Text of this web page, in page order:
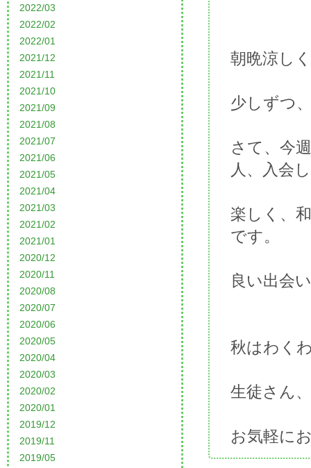
2022/03
2022/02
2022/01
2021/12
2021/11
2021/10
2021/09
2021/08
2021/07
2021/06
2021/05
2021/04
2021/03
2021/02
2021/01
2020/12
2020/11
2020/08
2020/07
2020/06
2020/05
2020/04
2020/03
2020/02
2020/01
2019/12
2019/11
2019/05
朝晩涼し
少しずつ
さて、今
人、入会
楽しく、
です。
良い出会
秋はわく
生徒さん
お気軽に